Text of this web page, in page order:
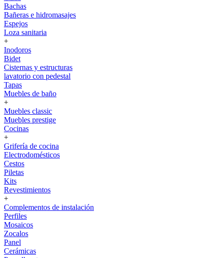
Bachas
Bañeras e hidromasajes
Espejos
Loza sanitaria
+
Inodoros
Bidet
Cisternas y estructuras
lavatorio con pedestal
Tapas
Muebles de baño
+
Muebles classic
Muebles prestige
Cocinas
+
Grifería de cocina
Electrodomésticos
Cestos
Piletas
Kits
Revestimientos
+
Complementos de instalación
Perfiles
Mosaicos
Zocalos
Panel
Cerámicas